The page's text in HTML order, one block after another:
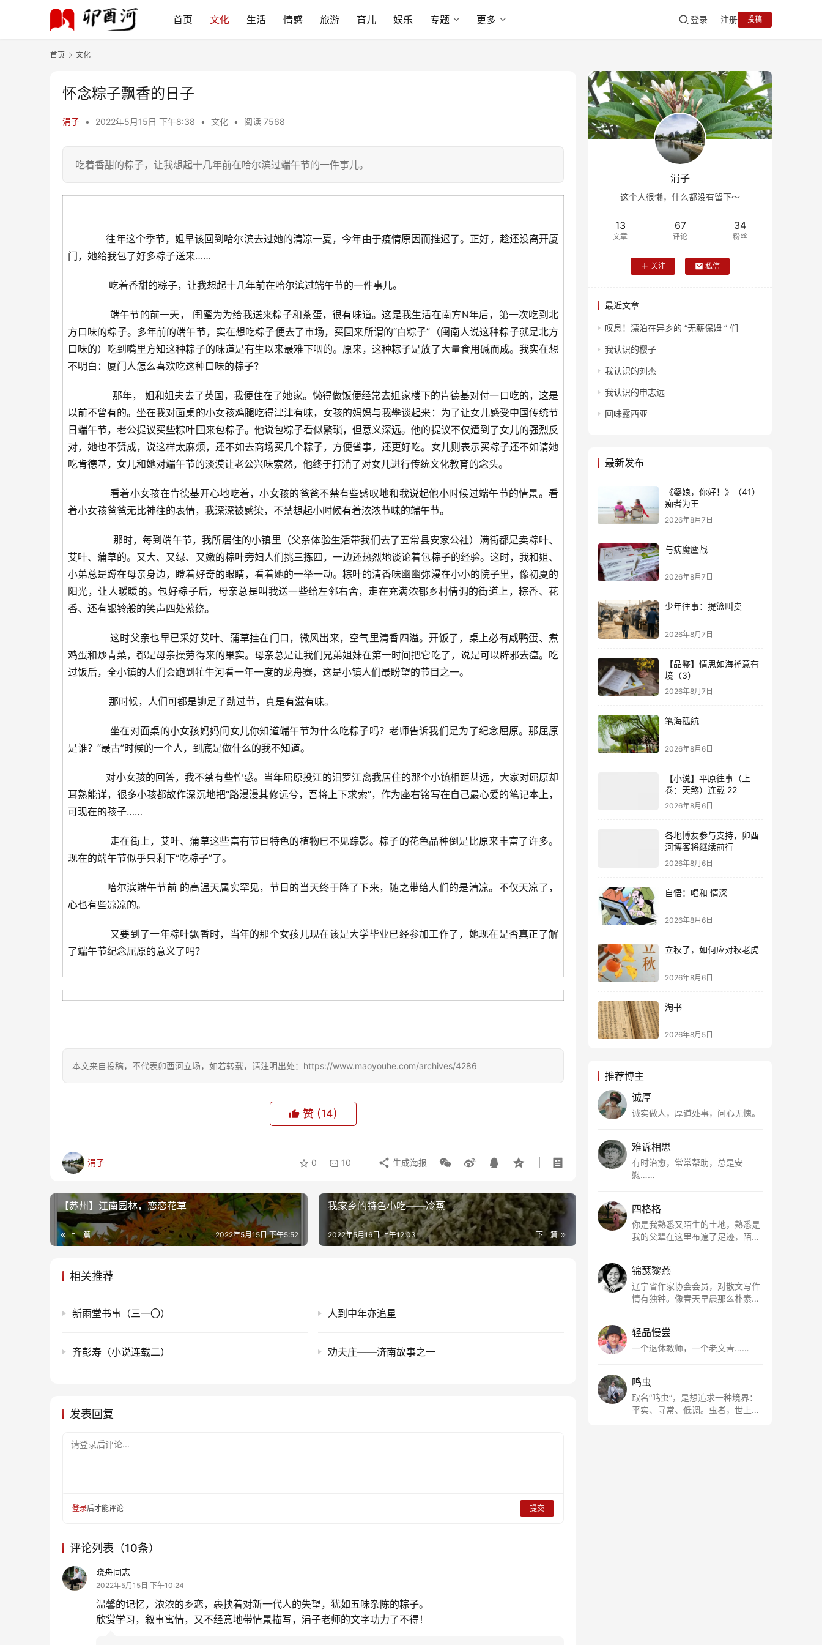
首页 文化 生活 情感 旅游 育儿 娱乐 专题 更多 登录 注册 投稿
首页 文化
怀念粽子飘香的日子
涓子 • 2022年5月15日 下午8:38 • 文化 • 阅读 7568
吃着香甜的粽子，让我想起十几年前在哈尔滨过端午节的一件事儿。
往年这个季节，姐早该回到哈尔滨去过她的清凉一夏，今年由于疫情原因而推迟了。正好，趁还没离开厦
门，她给我包了好多粽子送来……
吃着香甜的粽子，让我想起十几年前在哈尔滨过端午节的一件事儿。
端午节的前一天， 闺蜜为为给我送来粽子和茶蛋，很有味道。这是我生活在南方N年后，第一次吃到北
方口味的粽子。多年前的端午节，实在想吃粽子便去了市场，买回来所谓的“白粽子”（闽南人说这种粽子就是北方
口味的）吃到嘴里方知这种粽子的味道是有生以来最难下咽的。原来，这种粽子是放了大量食用碱而成。我实在想
不明白：厦门人怎么喜欢吃这种口味的粽子？
那年， 姐和姐夫去了英国，我便住在了她家。懒得做饭便经常去姐家楼下的肯德基对付一口吃的，这是
以前不曾有的。坐在我对面桌的小女孩鸡腿吃得津津有味，女孩的妈妈与我攀谈起来：为了让女儿感受中国传统节
日端午节，老公提议买些粽叶回来包粽子。他说包粽子看似繁琐，但意义深远。他的提议不仅遭到了女儿的强烈反
对，她也不赞成，说这样太麻烦，还不如去商场买几个粽子，方便省事，还更好吃。女儿则表示买粽子还不如请她
吃肯德基，女儿和她对端午节的淡漠让老公兴味索然，他终于打消了对女儿进行传统文化教育的念头。
看着小女孩在肯德基开心地吃着，小女孩的爸爸不禁有些感叹地和我说起他小时候过端午节的情景。看
着小女孩爸爸无比神往的表情，我深深被感染，不禁想起小时候有着浓浓节味的端午节。
那时，每到端午节，我所居住的小镇里（父亲体验生活带我们去了五常县安家公社）满街都是卖粽叶、
艾叶、蒲草的。又大、又绿、又嫩的粽叶旁妇人们挑三拣四，一边还热烈地谈论着包粽子的经验。这时，我和姐、
小弟总是蹲在母亲身边，瞪着好奇的眼睛，看着她的一举一动。粽叶的清香味幽幽弥漫在小小的院子里，像初夏的
阳光，让人暖暖的。包好粽子后，母亲总是叫我送一些给左邻右舍，走在充满浓郁乡村情调的街道上，粽香、花
香、还有银铃般的笑声四处萦绕。
这时父亲也早已采好艾叶、蒲草挂在门口，微风出来，空气里清香四溢。开饭了，桌上必有咸鸭蛋、煮
鸡蛋和炒青菜，都是母亲操劳得来的果实。母亲总是让我们兄弟姐妹在第一时间把它吃了，说是可以辟邪去瘟。吃
过饭后，全小镇的人们会跑到牤牛河看一年一度的龙舟赛，这是小镇人们最盼望的节目之一。
那时候，人们可都是铆足了劲过节，真是有滋有味。
坐在对面桌的小女孩妈妈问女儿你知道端午节为什么吃粽子吗？老师告诉我们是为了纪念屈原。那屈原
是谁？“最古”时候的一个人，到底是做什么的我不知道。
对小女孩的回答，我不禁有些惶惑。当年屈原投江的汨罗江离我居住的那个小镇相距甚远，大家对屈原却
耳熟能详，很多小孩都故作深沉地把“路漫漫其修远兮，吾将上下求索”，作为座右铭写在自己最心爱的笔记本上，
可现在的孩子……
走在街上，艾叶、蒲草这些富有节日特色的植物已不见踪影。粽子的花色品种倒是比原来丰富了许多。
现在的端午节似乎只剩下“吃粽子”了。
哈尔滨端午节前 的高温天属实罕见，节日的当天终于降了下来，随之带给人们的是清凉。不仅天凉了，
心也有些凉凉的。
又要到了一年粽叶飘香时，当年的那个女孩儿现在该是大学毕业已经参加工作了，她现在是否真正了解
了端午节纪念屈原的意义了吗？
本文来自投稿，不代表卯酉河立场，如若转载，请注明出处：https://www.maoyouhe.com/archives/4286
赞 (14)
涓子 0 10 生成海报
【苏州】江南园林，恋恋花草
上一篇 2022年5月15日 下午5:52
我家乡的特色小吃——冷蒸
下一篇
2022年5月16日 上午12:03
相关推荐
新雨堂书事（三一〇） 人到中年亦追星
齐彭寿（小说连载二） 劝夫庄——济南故事之一
发表回复
请登录后评论...
登录后才能评论 提交
评论列表（10条）
晓舟同志
2022年5月15日 下午10:24
温馨的记忆，浓浓的乡恋，裹挟着对新一代人的失望，犹如五味杂陈的粽子。
欣赏学习，叙事寓情，又不经意地带情景描写，涓子老师的文字功力了不得！
涓子
这个人很懒，什么都没有留下～
13
文章
67
评论
34
粉丝
关注 私信
最近文章
叹息！漂泊在异乡的 “无薪保姆 ” 们
我认识的樱子
我认识的刘杰
我认识的申志远
回味露西亚
最新发布
《婆娘，你好！》（41）
痴者为王
2026年8月7日
与病魔鏖战
2026年8月7日
少年往事：提篮叫卖
2026年8月7日
【品鉴】情思如海禅意有
境（3）
2026年8月7日
笔海孤航
2026年8月6日
【小说】平原往事（上
卷：天煞）连载 22
2026年8月6日
各地博友参与支持，卯酉
河博客将继续前行
2026年8月6日
自悟：唱和 情深
2026年8月6日
立秋了，如何应对秋老虎
2026年8月6日
淘书
2026年8月5日
推荐博主
诚厚
诚实做人，厚道处事，问心无愧。
难诉相思
有时治愈，常常帮助，总是安
慰……
四格格
你是我熟悉又陌生的土地，熟悉是
我的父辈在这里布遍了足迹，陌生
根所在，我用文字慢慢认识你、慢
慢熟悉你。
锦瑟黎燕
辽宁省作家协会会员，对散文写作
情有独钟。像春天早晨那么朴素，
轻品慢尝
一个退休教师，一个老文青……
鸣虫
取名“鸣虫”，是想追求一种境界：
平实、寻常、低调。虫者，世上最